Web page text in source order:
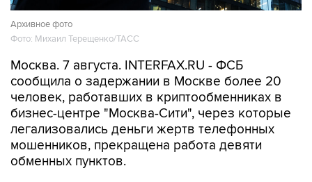
Архивное фото
Фото: Михаил Терещенко/ТАСС
Москва. 7 августа. INTERFAX.RU - ФСБ
сообщила о задержании в Москве более 20
человек, работавших в криптообменниках в
бизнес-центре "Москва-Сити", через которые
легализовались деньги жертв телефонных
мошенников, прекращена работа девяти
обменных пунктов.